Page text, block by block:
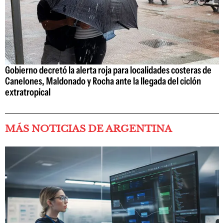
Gobierno decretó la alerta roja para localidades costeras de
Canelones, Maldonado y Rocha ante la llegada del ciclón
extratropical
MÁS NOTICIAS DE ARGENTINA